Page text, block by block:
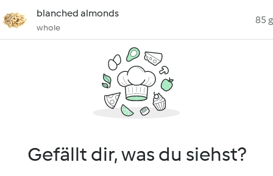
blanched almonds
whole
85 g
Gefällt dir, was du siehst?